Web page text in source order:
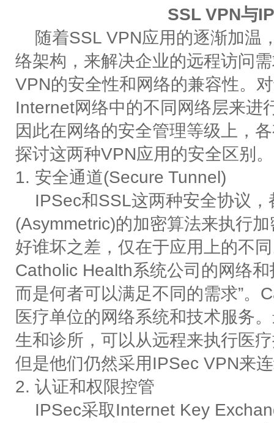
SSL VPN与
随着SSL VPN应用的逐渐加温
络架构，来解决企业的远程访问
VPN的安全性和网络的兼容性。
Internet网络中的不同网络层来进
因此在网络的安全管理等级上，
探讨这两种VPN应用的安全区别。
1. 安全通道(Secure Tunnel)
IPSec和SSL这两种安全协议，
(Asymmetric)的加密算法来执行
好谁坏之差，仅在于应用上的不
Catholic Health系统公司的网络
而是何者可以满足不同的需求”。
医疗单位的网络系统和技术服务
生和诊所，可以从远程来执行医
但是他们仍然采用IPSec VPN来
2. 认证和权限控管
IPSec采取Internet Key